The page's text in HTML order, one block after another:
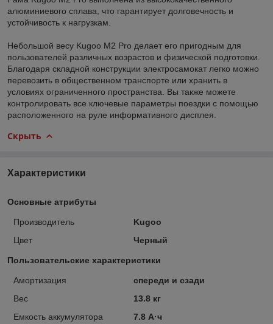
алюминиевого сплава, что гарантирует долговечность и
устойчивость к нагрузкам.
Небольшой весу Kugoo M2 Pro делает его пригодным для
пользователей различных возрастов и физической подготовки.
Благодаря складной конструкции электросамокат легко можно
перевозить в общественном транспорте или хранить в
условиях ограниченного пространства. Вы также можете
контролировать все ключевые параметры поездки с помощью
расположенного на руле информативного дисплея.
Скрыть
Характеристики
Основные атрибуты
Производитель
Kugoo
Цвет
Черный
Пользовательские характеристики
Амортизация
спереди и сзади
Вес
13.8 кг
Емкость аккумулятора
7.8 А·ч